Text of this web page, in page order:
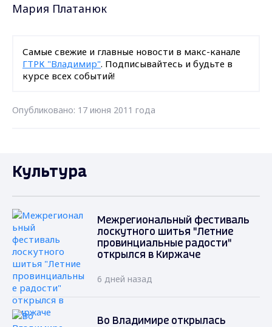
Мария Платанюк
Самые свежие и главные новости в макс-канале
ГТРК "Владимир". Подписывайтесь и будьте в
курсе всех событий!
Опубликовано: 17 июня 2011 года
Культура
Межрегиональный фестиваль
лоскутного шитья "Летние
провинциальные радости"
открылся в Киржаче
6 дней назад
Во Владимире открылась